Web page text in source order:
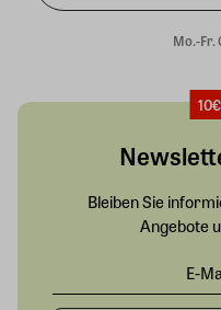
Mo.-Fr.
Bleiben Sie
Angebote